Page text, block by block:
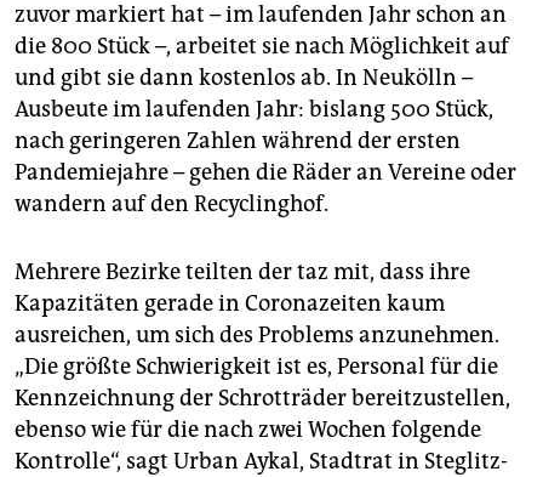
zuvor markiert hat – im laufenden Jahr schon an
die 800 Stück –, arbeitet sie nach Möglichkeit auf
und gibt sie dann kostenlos ab. In Neukölln –
Ausbeute im laufenden Jahr: bislang 500 Stück,
nach geringeren Zahlen während der ersten
Pandemiejahre – gehen die Räder an Vereine oder
wandern auf den Recyclinghof.
Mehrere Bezirke teilten der taz mit, dass ihre
Kapazitäten gerade in Coronazeiten kaum
ausreichen, um sich des Problems anzunehmen.
„Die größte Schwierigkeit ist es, Personal für die
Kennzeichnung der Schrotträder bereitzustellen,
ebenso wie für die nach zwei Wochen folgende
Kontrolle“, sagt Urban Aykal, Stadtrat in Steglitz-